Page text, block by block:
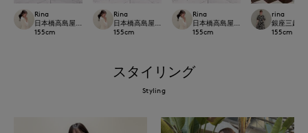
Rina
日本橋高島屋M Maglie le cassetto
155cm
Rina
日本橋高島屋M Maglie le cassetto
155cm
Rina
日本橋高島屋M Maglie le cassetto
155cm
rina
銀座三越
155cm
スタイリング
Styling